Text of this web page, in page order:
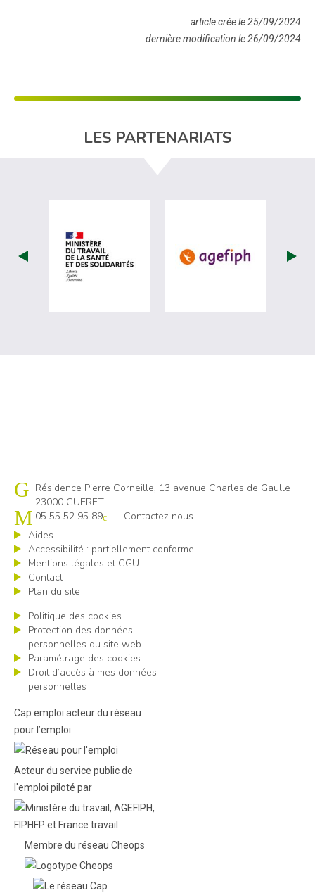
article crée le 25/09/2024
dernière modification le 26/09/2024
LES PARTENARIATS
visiter les site de Ministère du travail
visiter les
Cap emploi 23
Résidence Pierre Corneille, 13 avenue Charles de Gaulle
23000 GUERET
05 55 52 95 89
Contactez-nous
Aides
Accessibilité : partiellement conforme
Mentions légales et CGU
Contact
Plan du site
Politique des cookies
Protection des données
personnelles du site web
Paramétrage des cookies
Droit d’accès à mes données
personnelles
Cap emploi acteur du réseau
pour l’emploi
Acteur du service public de
l'emploi piloté par
Membre du réseau Cheops